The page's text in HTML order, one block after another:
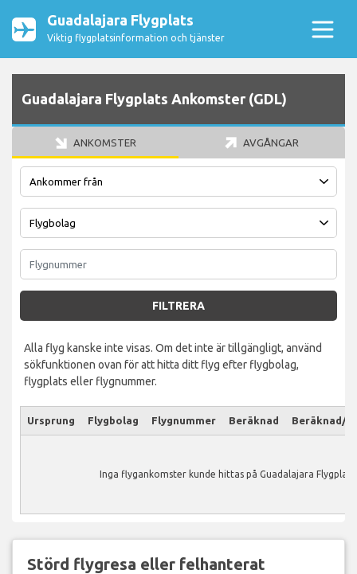
Guadalajara Flygplats
Viktig flygplatsinformation och tjänster
Guadalajara Flygplats Ankomster (GDL)
ANKOMSTER AVGÅNGAR
FILTRERA
Alla flyg kanske inte visas. Om det inte är tillgängligt, använd
sökfunktionen ovan för att hitta ditt flyg efter flygbolag,
flygplats eller flygnummer.
Ursprung Flygbolag Flygnummer Beräknad Beräknad/
Inga flygankomster kunde hittas på Guadalajara Flygplats.
Störd flygresa eller felhanterat